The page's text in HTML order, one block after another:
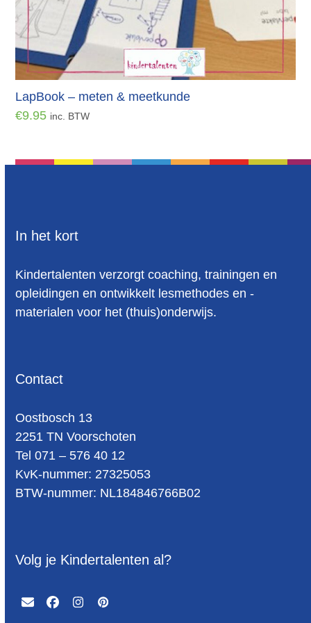
LapBook – meten & meetkunde
€9.95 inc. BTW
In het kort
Kindertalenten verzorgt coaching, trainingen en
opleidingen en ontwikkelt lesmethodes en -
materialen voor het (thuis)onderwijs.
Contact
Oost­bosch 13
2251 TN Voorschoten
Tel 071 – 576 40 12
KvK-nummer: 27325053
BTW-num­mer: NL184846766B02
Volg je Kindertalenten al?
EmailFacebook
Instagram
Pinterest